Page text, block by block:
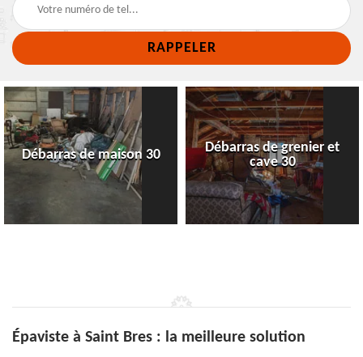
Débarras de maison 30
Débarras de grenier et
cave 30
Épaviste à Saint Bres : la meilleure solution